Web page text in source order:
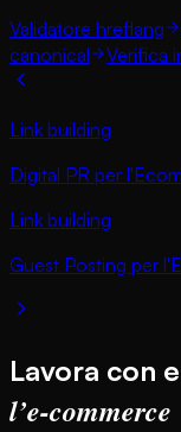
Validatore hreflang
canonical
Verifica
Link building
Digital PR per
Link building
Guest Posting per
Lavora con
l’e-commerce